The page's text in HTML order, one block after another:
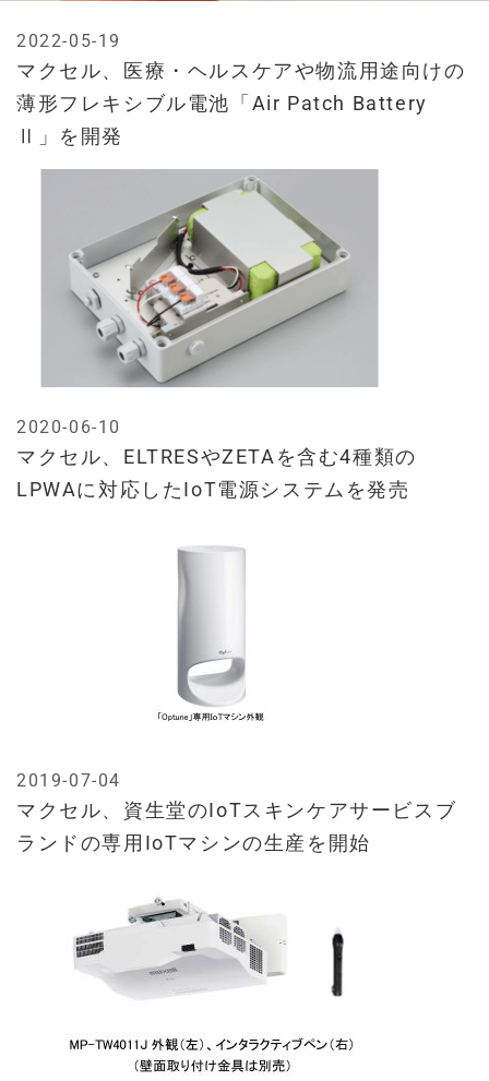
マクセル、医療・ヘルスケアや物流用途向けの
薄形フレキシブル電池「Air Patch Battery
Ⅱ」を開発
2022-05-19
マクセル、ELTRESやZETAを含む4種類の
LPWAに対応したIoT電源システムを発売
2020-06-10
マクセル、資生堂のIoTスキンケアサービスブ
ランドの専用IoTマシンの生産を開始
2019-07-04